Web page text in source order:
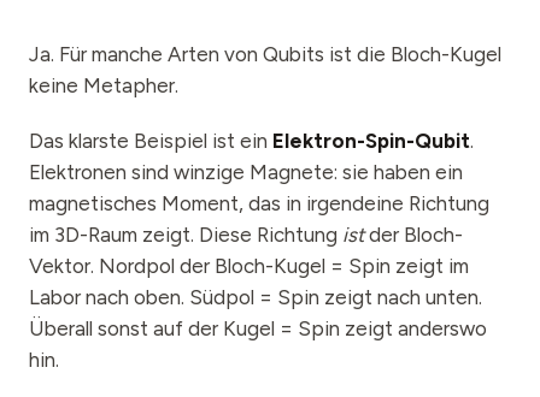
Ja. Für manche Arten von Qubits ist die Bloch-Kugel
keine Metapher.
Das klarste Beispiel ist ein Elektron-Spin-Qubit.
Elektronen sind winzige Magnete: sie haben ein
magnetisches Moment, das in irgendeine Richtung
im 3D-Raum zeigt. Diese Richtung istder Bloch-
Vektor. Nordpol der Bloch-Kugel = Spin zeigt im
Labor nach oben. Südpol = Spin zeigt nach unten.
Überall sonst auf der Kugel = Spin zeigt anderswo
hin.